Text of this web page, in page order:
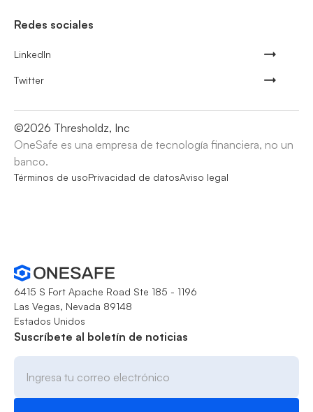
Redes sociales
LinkedIn
Twitter
©2026 Thresholdz, Inc
OneSafe es una empresa de tecnología financiera, no un
banco.
Términos de usoPrivacidad de datosAviso legal
6415 S Fort Apache Road Ste 185 - 1196
Las Vegas, Nevada 89148
Estados Unidos
Suscríbete al boletín de noticias